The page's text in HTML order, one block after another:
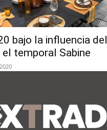
bajo la influencia del
temporal Sabine